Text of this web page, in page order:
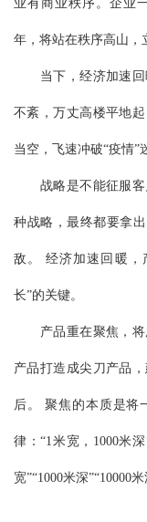
业有商业秩序。企业
年，将站在秩序高山，
当下，经济加速回
不紊，万丈高楼平地
当空，飞速冲破“疫情”
战略是不能征服客
种战略，最终都要拿
敌。 经济加速回暖，
长”的关键。
产品重在聚焦，将
产品打造成尖刀产品
后。 聚焦的本质是将
律：“1米宽，1000米
宽”“1000米深”“10000